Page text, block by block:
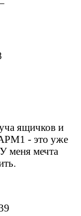
ящичков и
- это уже
меня мечта